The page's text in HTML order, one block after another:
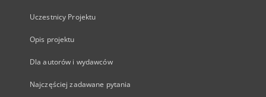
Uczestnicy Projektu
Opis projektu
Dla autorów i wydawców
Najczęściej zadawane pytania